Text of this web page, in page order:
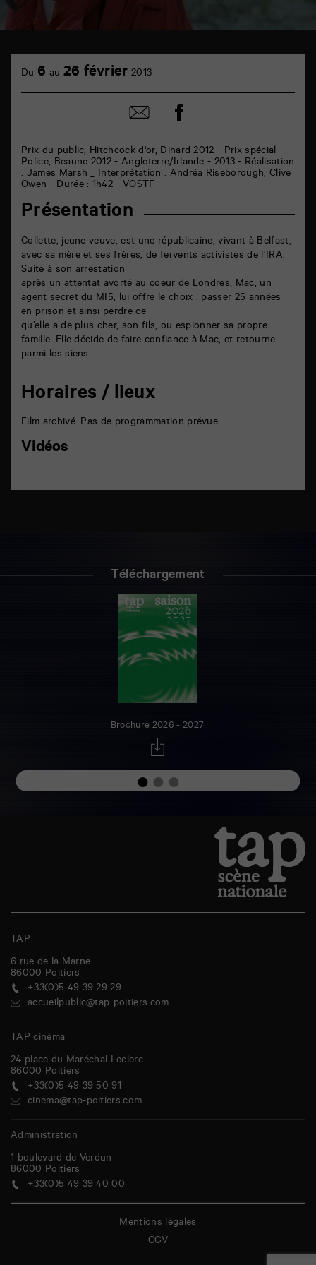
cinéma
PoitiersPrix du public, Hitchcock d'or, Dinard 2012 - Prix spécial
Police, Beaune 2012 - Angleterre/Irlande - 2013 - Réalisation
: James Marsh _ Interprétation : Andréa Riseborough, Clive
Owen - Durée : 1h42 - VOSTF
Présentation
Collette, jeune veuve, est une républicaine, vivant à Belfast,
avec sa mère et ses frères, de fervents activistes de l’IRA.
Suite à son arrestation
après un attentat avorté au coeur de Londres, Mac, un
agent secret du MI5, lui offre le choix : passer 25 années
en prison et ainsi perdre ce
qu’elle a de plus cher, son fils, ou espionner sa propre
famille. Elle décide de faire confiance à Mac, et retourne
parmi les siens…
Horaires / lieux
Film archivé. Pas de programmation prévue.
Vidéos
Du 6 au 26 février 2013
Partager
par
Partager
sur
Téléchargement
Brochure 2026 - 2027
TAP
6 rue de la Marne
86000 Poitiers
+33(0)5 49 39 29 29
accueilpublic@tap-poitiers.com
TAP cinéma
24 place du Maréchal Leclerc
86000 Poitiers
+33(0)5 49 39 50 91
cinema@tap-poitiers.com
Administration
1 boulevard de Verdun
86000 Poitiers
+33(0)5 49 39 40 00
Mentions légales
CGV